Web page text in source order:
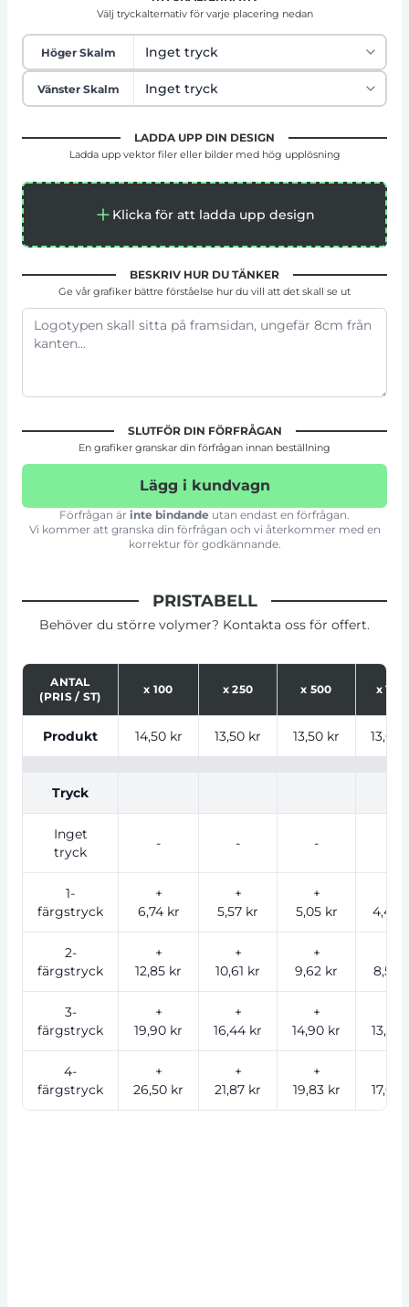
Välj tryckalternativ för varje placering nedan
Höger Skalm
Vänster Skalm
LADDA UPP DIN DESIGN
Ladda upp vektor filer eller bilder med hög upplösning
Klicka för att ladda upp design
BESKRIV HUR DU TÄNKER
Ge vår grafiker bättre förståelse hur du vill att det skall se ut
SLUTFÖR DIN FÖRFRÅGAN
En grafiker granskar din förfrågan innan beställning
Lägg i kundvagn
Förfrågan är inte bindande utan endast en förfrågan.
Vi kommer att granska din förfrågan och vi återkommer med en
korrektur för godkännande.
PRISTABELL
Behöver du större volymer? Kontakta oss för offert.
ANTAL
(PRIS / ST)
x 100 x250 x 500 x
Produkt 14,50 kr 13,50 kr 13,50 kr 13,00
Tryck
Inget
tryck
- - -
1-
färgstryck
+
6,74 kr
+
5,57 kr
+
5,05 kr
4,49
2-
färgstryck
+
12,85 kr
+
10,61 kr
+
9,62 kr
8,55
3-
färgstryck
+
19,90 kr
+
16,44 kr
+
14,90 kr
13,25
4-
färgstryck
+
26,50 kr
+
21,87 kr
+
19,83 kr
17,63